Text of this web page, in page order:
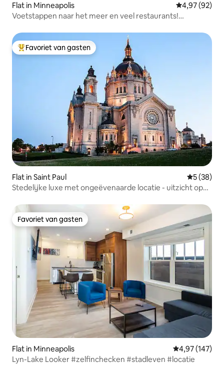
Flat in Minneapolis Gemiddelde
4,97 (92)
Voetstappen naar het meer en veel restaurants!
Topfavoriet van gasten
Favoriet van gasten
Flat in Saint Paul
5 (38)
Stedelijke luxe met ongeëvenaarde locatie - uitzicht op
Favoriet van gasten
Favoriet van gasten
Flat in Minneapolis Gemiddelde
4,97 (147)
Lyn-Lake Looker #zelfinchecken #stadleven #locatie